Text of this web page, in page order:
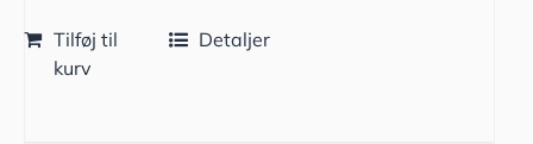
Tilføj til
kurv
Detaljer